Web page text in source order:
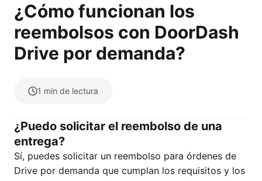
¿Cómo funcionan los
reembolsos con DoorDash
Drive por demanda?
1 min de lectura
¿Puedo solicitar el reembolso de una
entrega?
Sí, puedes solicitar un reembolso para órdenes de
Drive por demanda que cumplan los requisitos y los